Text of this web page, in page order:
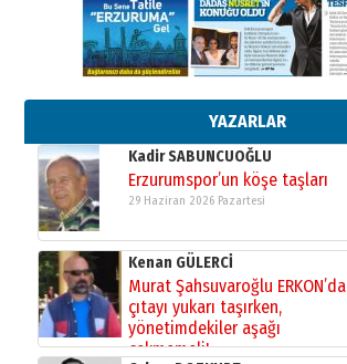
YAZARLAR
13 Mayıs 2026 Çarşamba
Esat BİNDESEN
Başkan Sekmen’den Erzurum’a
02 Ağustos 2026 Pazar
Kadir SABUNCUOĞLU
Erzurumspor’un köşe taşları
29 Haziran 2026 Pazartesi
Kenan GÜLERCİ
Murat Şahsuvaroğlu ERKON’da
çıtayı yukarı taşırken,
yönetimdekiler aşağı
çekmemeli!